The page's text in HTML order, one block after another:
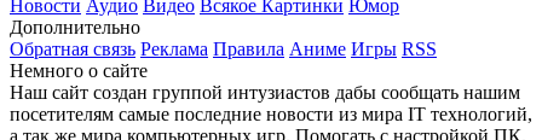
Новости Аудио Видео Всякое Картинки Юмор
Дополнительно
Обратная связь Реклама Правила Аниме Игры RSS
Немного о сайте
Наш сайт создан группой интузиастов дабы сообщать нашим
посетителям самые последние новости из мира IT технологий,
а так же мира компьютерных игр. Помогать с настройкой ПК.